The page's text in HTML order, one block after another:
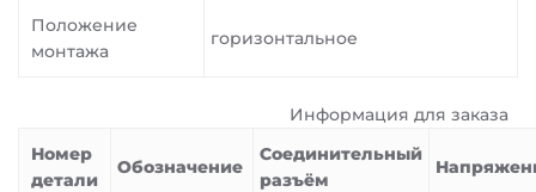
Положение
монтажа
горизонтальное
Информация для заказа
Номер
детали
Обозначение
Соединительный
разъём